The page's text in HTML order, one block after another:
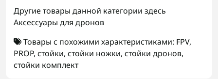
Другие товары данной категории здесь
Аксессуары для дронов
Товары с похожими характеристиками: FPV,
PROP, стойки, стойки ножки, стойки дронов,
стойки комплект